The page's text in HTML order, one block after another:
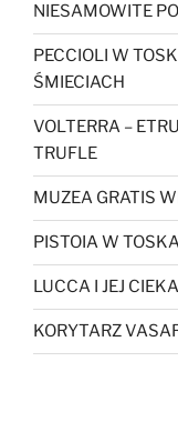
NIESAMOWITE
PECCIOLI W
ŚMIECIACH
VOLTERRA –
TRUFLE
MUZEA GRATIS
PISTOIA W
LUCCA I JEJ
KORYTARZ